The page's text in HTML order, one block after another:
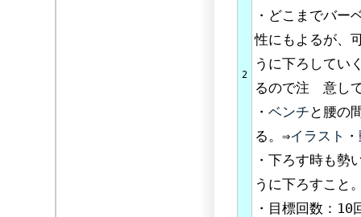
2
・どこまでバー
性にもよるが、
うに下ろしてい
るので注 意し
・ ベンチ と腰の
る。⇒イラスト ・
・下ろす時も勢
うに下ろすこと
・目標回数：